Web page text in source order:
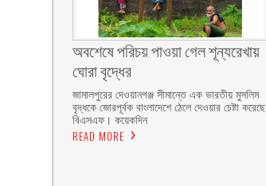
অবশেষে পরিচয় পাওয়া গেল শূন্যরেখায়
ঘোরা বৃদ্ধের
জামালপুরের দেওয়ানগঞ্জ সীমান্তে এক ভারতীয় মুসলিম
বৃদ্ধকে জোরপূর্বক বাংলাদেশে ঠেলে দেওয়ার চেষ্টা করেছে
বিএসএফ। কয়েকদিন
READ MORE